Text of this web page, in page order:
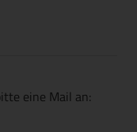
eine Mail an: